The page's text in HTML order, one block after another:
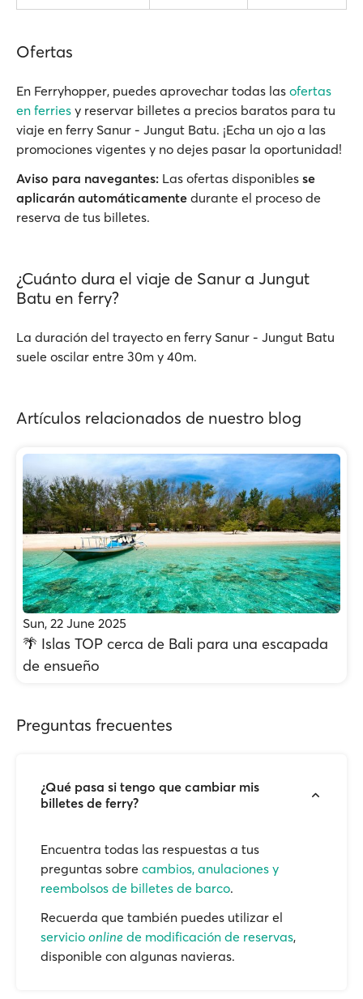
Ofertas
En Ferryhopper, puedes aprovechar todas las ofertas
en ferries y reservar billetes a precios baratos para tu
viaje en ferry Sanur - Jungut Batu. ¡Echa un ojo a las
promociones vigentes y no dejes pasar la oportunidad!
Aviso para navegantes: Las ofertas disponibles se
aplicarán automáticamente durante el proceso de
reserva de tus billetes.
¿Cuánto dura el viaje de Sanur a Jungut
Batu en ferry?
La duración del trayecto en ferry Sanur - Jungut Batu
suele oscilar entre 30m y 40m.
Artículos relacionados de nuestro blog
Sun, 22 June 2025
🌴 Islas TOP cerca de Bali para una escapada
de ensueño
Preguntas frecuentes
¿Qué pasa si tengo que cambiar mis
billetes de ferry?
Encuentra todas las respuestas a tus
preguntas sobre cambios, anulaciones y
reembolsos de billetes de barco.
Recuerda que también puedes utilizar el
servicio online de modificación de reservas,
disponible con algunas navieras.